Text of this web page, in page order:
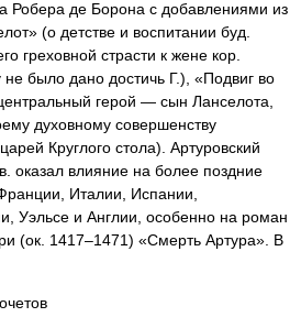
Робера де Борона с добавлениями из
(о детстве и воспитании буд.
греховной страсти к жене кор.
было дано достичь Г.), «Подвиг во
герой — сын Ланселота,
духовному совершенству
Круглого стола). Артуровский
оказал влияние на более поздние
Италии, Испании,
Уэльсе и Англии, особенно на роман
(ок. 1417–1471) «Смерть Артура». В